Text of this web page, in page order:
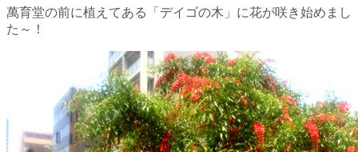
萬育堂の前に植えてある「デイゴの木」に花が咲き始めまし
た～！